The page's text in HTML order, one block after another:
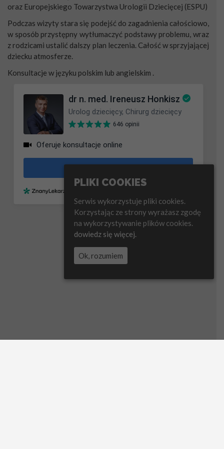
oraz Europejskiego Towarzystwa Urologii Dziecięcej (ESPU)
Podczas wizyty stara się podejść do zagadnienia całościowo,
w sposób przystępny wytłumaczyć podstawy problemu, wraz
z rodzicami ustalić dalszy plan leczenia. Całość w sprzyjającej
dziecku atmosferze.
Konsultacje w języku polskim lub angielskim .
PLIKI COOKIES
Serwis wykorzystuje pliki cookies.
Korzystając ze strony wyrażasz zgodę
na wykorzystywanie plików cookies.
dowiedz się więcej.
Ok, rozumiem